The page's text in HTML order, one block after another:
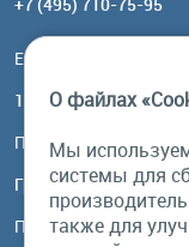
Email:
117485, Москва, ул.
Посмотреть на карте
График работы
Пн-Пт: с 10:00 до
О файлах
Мы
системы для
также для